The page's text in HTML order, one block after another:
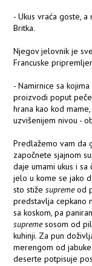
- Ukus vraća goste,
Britka.
Njegov jelovnik je
Francuske
- Namirnice sa
proizvodi poput
hrana kao kod
uzvišenijem nivou -
Predlažemo vam da
započnete sjajnom
daje umami ukus i
jelo u kome se jako
sto stižesupremeod
predstavlja cepkano
sa koskom, pa
supremesosom od
kuhinji. Za pun
merengom od
deserte potpisuje